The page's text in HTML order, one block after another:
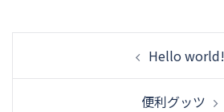
投
ナ
Hello world!
便利グッツ